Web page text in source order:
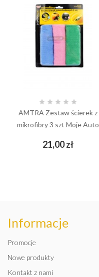
    
AMTRA Zestaw ścierek z
mikrofibry 3 szt Moje Auto
21,00 złCena
Informacje
Promocje
Nowe produkty
Kontakt z nami